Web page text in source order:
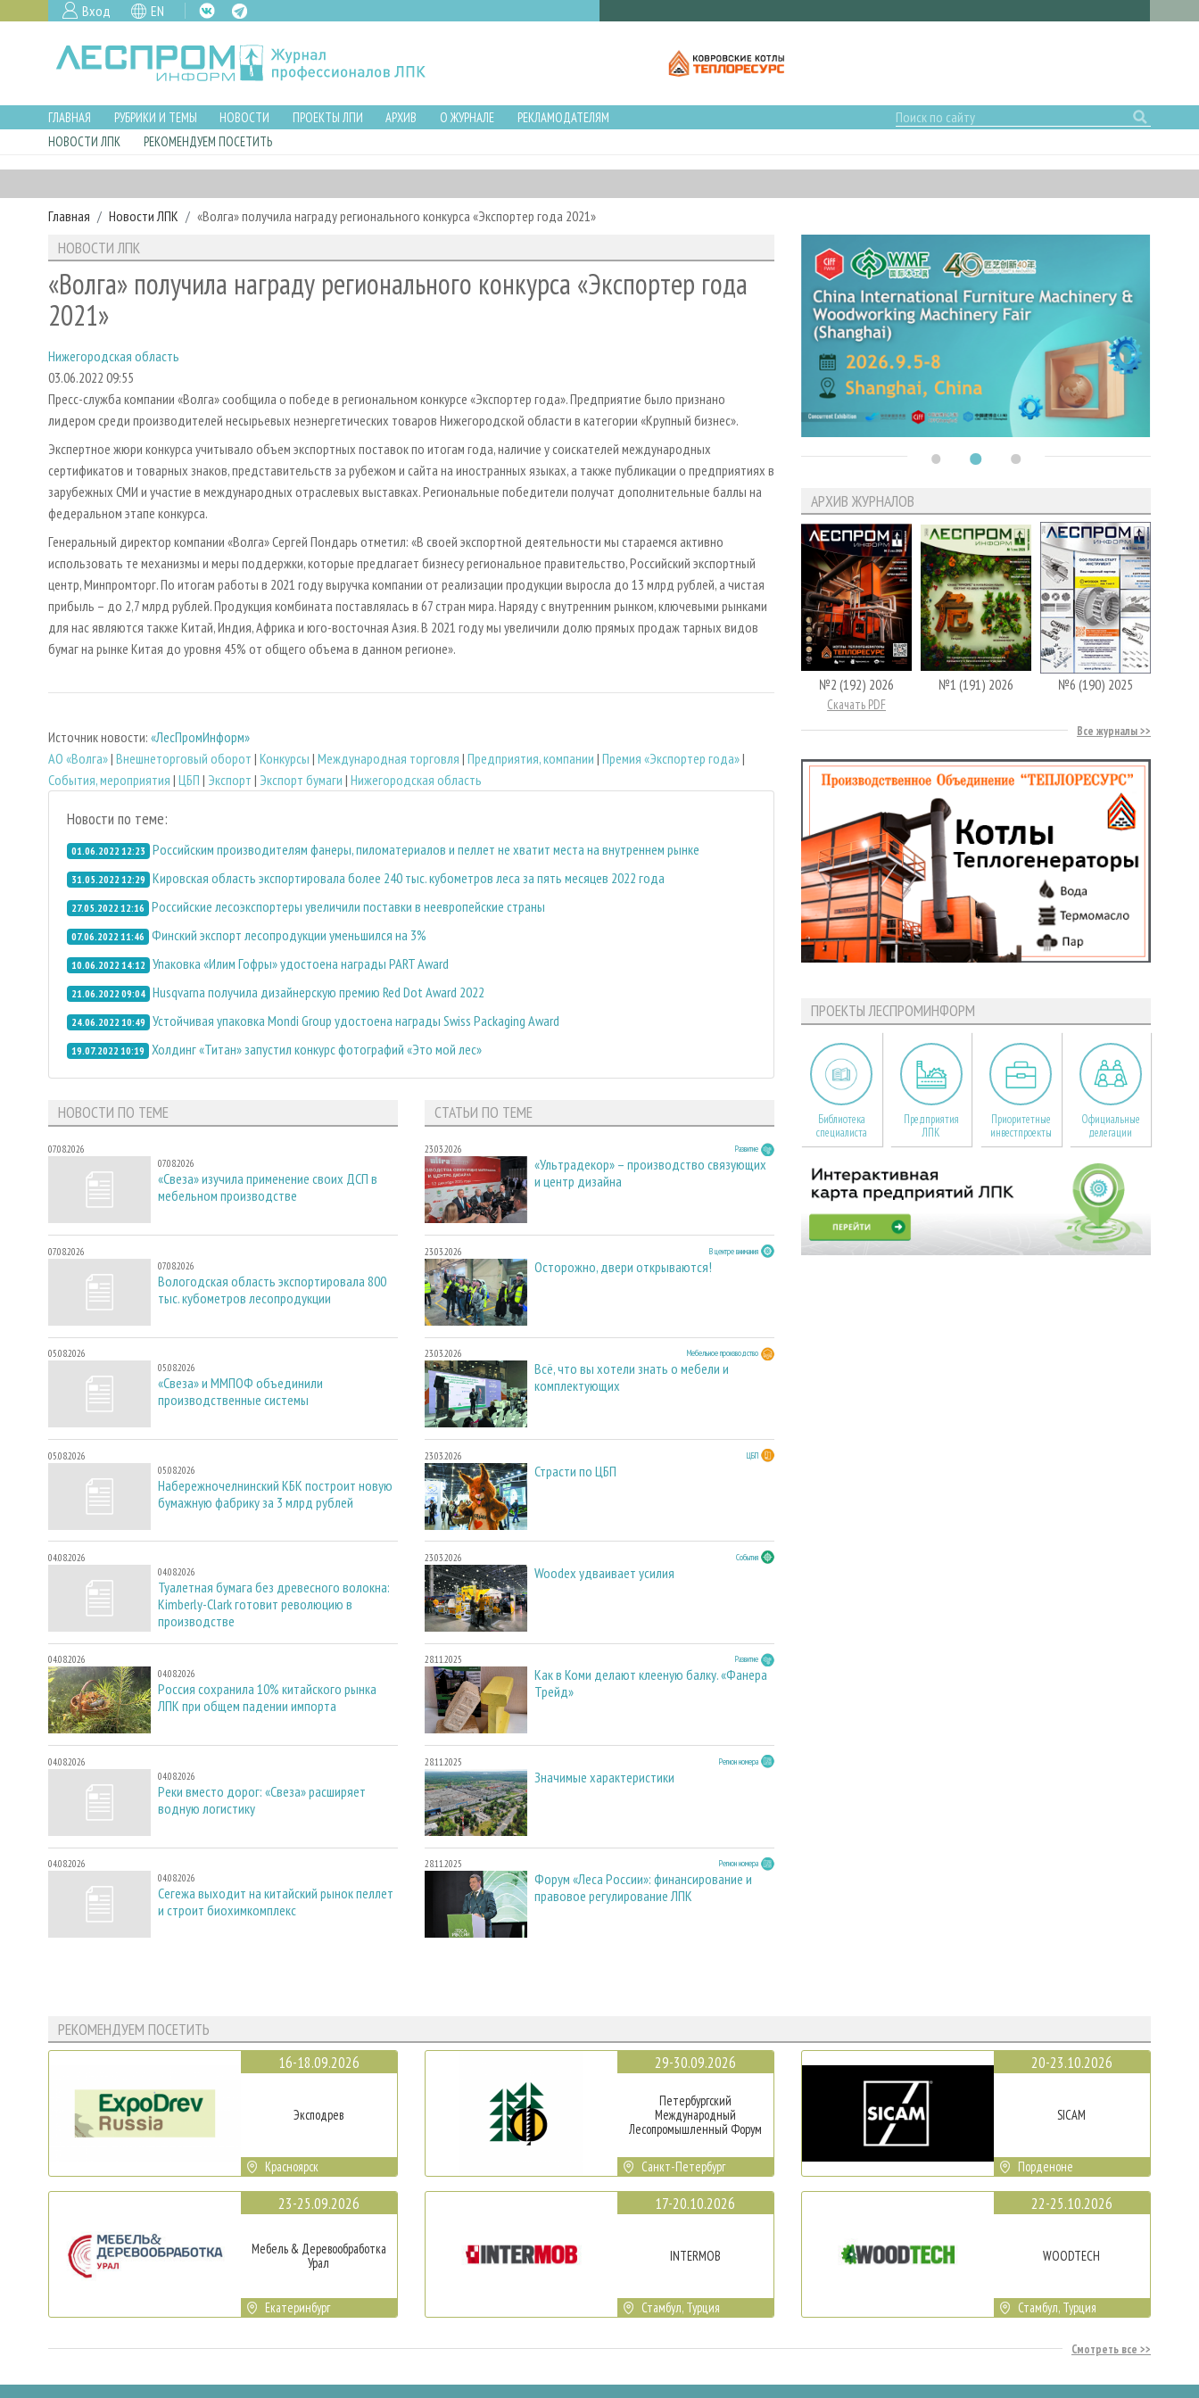
Вход EN
ГЛАВНАЯ РУБРИКИ И ТЕМЫ НОВОСТИ ПРОЕКТЫ ЛПИ АРХИВ О ЖУРНАЛЕ
РЕКЛАМОДАТЕЛЯМ
НОВОСТИ ЛПК
РЕКОМЕНДУЕМ ПОСЕТИТЬ
Главная Новости ЛПК «Волга» получила награду регионального конкурса «Экспортер года 2021»
НОВОСТИ ЛПК
«Волга» получила награду регионального конкурса «Экспортер года
2021»
Нижегородская область
03.06.2022 09:55
Пресс-служба компании «Волга» сообщила о победе в региональном конкурсе «Экспортер года». Предприятие было признано
лидером среди производителей несырьевых неэнергетических товаров Нижегородской области в категории «Крупный бизнес».
Экспертное жюри конкурса учитывало объем экспортных поставок по итогам года, наличие у соискателей международных
сертификатов и товарных знаков, представительств за рубежом и сайта на иностранных языках, а также публикации о предприятиях в
зарубежных СМИ и участие в международных отраслевых выставках. Региональные победители получат дополнительные баллы на
федеральном этапе конкурса.
Генеральный директор компании «Волга» Сергей Пондарь отметил: «В своей экспортной деятельности мы стараемся активно
использовать те механизмы и меры поддержки, которые предлагает бизнесу региональное правительство, Российский экспортный
центр, Минпромторг. По итогам работы в 2021 году выручка компании от реализации продукции выросла до 13 млрд рублей, а чистая
прибыль – до 2,7 млрд рублей. Продукция комбината поставлялась в 67 стран мира. Наряду с внутренним рынком, ключевыми рынками
для нас являются также Китай, Индия, Африка и юго-восточная Азия. В 2021 году мы увеличили долю прямых продаж тарных видов
бумаг на рынке Китая до уровня 45% от общего объема в данном регионе».
Источник новости: «ЛесПромИнформ»
АО «Волга»| Внешнеторговый оборот | Конкурсы | Международная торговля | Предприятия, компании | Премия «Экспортер года»|
События, мероприятия | ЦБП | Экспорт | Экспорт бумаги | Нижегородская область
Новости по теме:
01.06.2022 12:23 Российским производителям фанеры, пиломатериалов и пеллет не хватит места на внутреннем рынке
31.05.2022 12:29 Кировская область экспортировала более 240 тыс. кубометров леса за пять месяцев 2022 года
27.05.2022 12:16 Российские лесоэкспортеры увеличили поставки в неевропейские страны
07.06.2022 11:46 Финский экспорт лесопродукции уменьшился на 3%
10.06.2022 14:12 Упаковка «Илим Гофры» удостоена награды PART Award
21.06.2022 09:04 Husqvarna получила дизайнерскую премию Red Dot Award 2022
24.06.2022 10:49 Устойчивая упаковка Mondi Group удостоена награды Swiss Packaging Award
19.07.2022 10:19 Холдинг «Титан» запустил конкурс фотографий «Это мой лес»
НОВОСТИ ПО ТЕМЕ
07.08.2026
07.08.2026
«Свеза» изучила применение своих ДСП в
мебельном производстве
07.08.2026
07.08.2026
Вологодская область экспортировала 800
тыс. кубометров лесопродукции
05.08.2026
05.08.2026
«Свеза» и ММПОФ объединили
производственные системы
05.08.2026
05.08.2026
Набережночелнинский КБК построит новую
бумажную фабрику за 3 млрд рублей
04.08.2026
04.08.2026
Туалетная бумага без древесного волокна:
Kimberly-Clark готовит революцию в
производстве
04.08.2026
04.08.2026
Россия сохранила 10% китайского рынка
ЛПК при общем падении импорта
04.08.2026
04.08.2026
Реки вместо дорог: «Свеза» расширяет
водную логистику
04.08.2026
04.08.2026
Сегежа выходит на китайский рынок пеллет
и строит биохимкомплекс
СТАТЬИ ПО ТЕМЕ
23.03.2026 Развитие
«Ультрадекор» – производство связующих
и центр дизайна
23.03.2026 В центре внимания
Осторожно, двери открываются!
23.03.2026 Мебельное производство
Всё, что вы хотели знать о мебели и
комплектующих
23.03.2026 ЦБП
Страсти по ЦБП
23.03.2026 События
Woodex удваивает усилия
28.11.2025 Развитие
Как в Коми делают клееную балку. «Фанера
Трейд»
28.11.2025 Регион номера
Значимые характеристики
28.11.2025 Регион номера
Форум «Леса России»: финансирование и
правовое регулирование ЛПК
АРХИВ ЖУРНАЛОВ
№2 (192) 2026
Скачать PDF
№1 (191) 2026 №6 (190) 2025
Все журналы
ПРОЕКТЫ ЛЕСПРОМИНФОРМ
Библиотека
специалиста
Предприятия
ЛПК
Приоритетные
инвестпроекты
Официальные
делегации
РЕКОМЕНДУЕМ ПОСЕТИТЬ
16-18.09.2026
Эксподрев
Красноярск
23-25.09.2026
Мебель & Деревообработка
Урал
Екатеринбург
29-30.09.2026
Петербургский
Международный
Лесопромышленный Форум
Санкт-Петербург
17-20.10.2026
INTERMOB
Стамбул, Турция
20-23.10.2026
SICAM
Порденоне
22-25.10.2026
WOODTECH
Стамбул, Турция
Смотреть все